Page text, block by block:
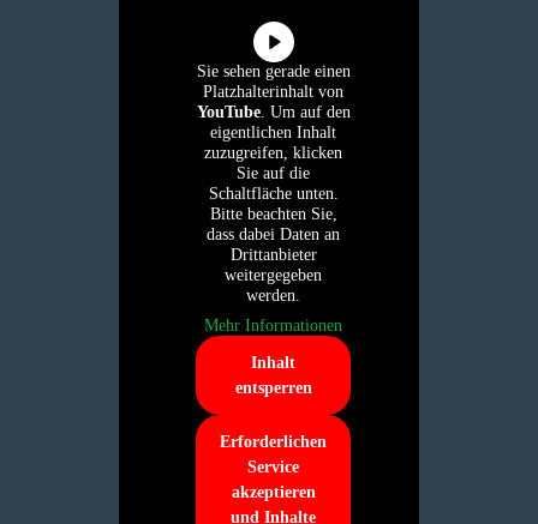
Sie sehen gerade einen
Platzhalterinhalt von
YouTube. Um auf den
eigentlichen Inhalt
zuzugreifen, klicken
Sie auf die
Schaltfläche unten.
Bitte beachten Sie,
dass dabei Daten an
Drittanbieter
weitergegeben
werden.
Mehr Informationen
Inhalt
entsperren
Erforderlichen
Service
akzeptieren
und Inhalte